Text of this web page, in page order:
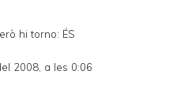
hi torno: ÉS
2008, a les 0:06